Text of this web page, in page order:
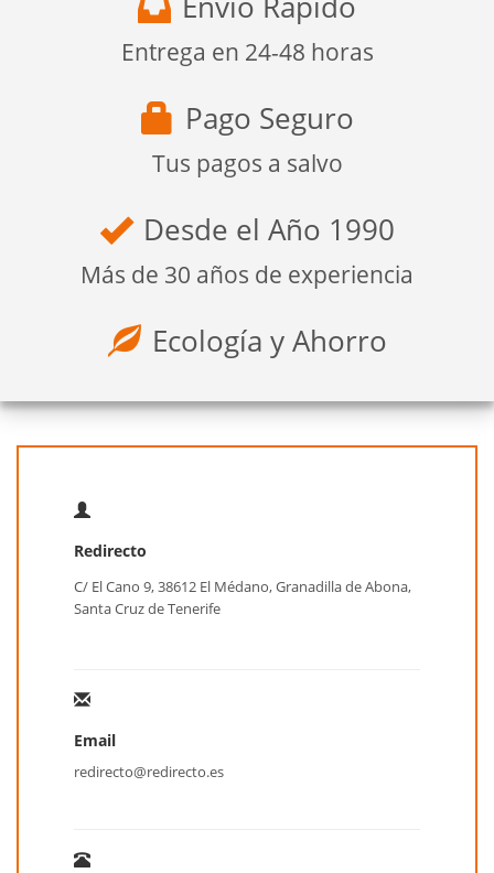
Entrega en 24-48 horas
Pago Seguro
Tus pagos a salvo
Desde el Año 1990
Más de 30 años de experiencia
Ecología y Ahorro
Redirecto
C/ El Cano 9, 38612 El Médano, Granadilla de Abona,
Santa Cruz de Tenerife
Email
redirecto@redirecto.es